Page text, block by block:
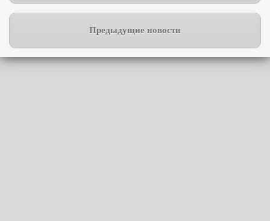
Предыдущие новости